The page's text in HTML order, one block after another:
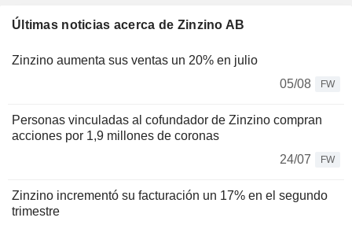
Últimas noticias acerca de Zinzino AB
Zinzino aumenta sus ventas un 20% en julio
05/08
FW
Personas vinculadas al cofundador de Zinzino compran
acciones por 1,9 millones de coronas
24/07
FW
Zinzino incrementó su facturación un 17% en el segundo
trimestre